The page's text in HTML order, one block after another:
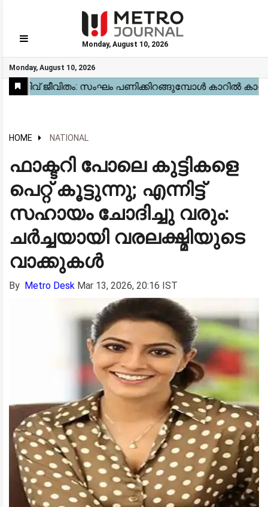
Monday, August 10, 2026
Monday, August 10, 2026
GO
Home
Kerala
National
Gulf
World
Sports
Movies
Health
Automobile
Travel
Education
Novel
Business
Technology
Webstory
HOME NATIONAL
ഫാക്ടറി പോലെ കുട്ടികളെ
പെറ്റ് കൂട്ടുന്നു; എന്നിട്ട്
സഹായം ചോദിച്ചു വരും:
ചർച്ചയായി വരലക്ഷ്മിയുടെ
വാക്കുകൾ
By Metro Desk Mar 13, 2026, 20:16 IST